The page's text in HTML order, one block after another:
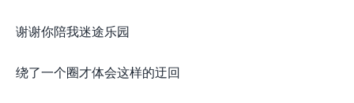
谢谢你陪我迷途乐园
绕了一个圈才体会这样的迂回